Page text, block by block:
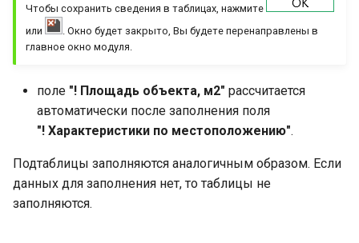
Чтобы сохранить сведения в таблицах, нажмите
или
. Окно будет закрыто, Вы будете перенаправлены в
главное окно модуля.
поле "! Площадь объекта, м2" рассчитается
автоматически после заполнения поля
"! Характеристики по местоположению".
Подтаблицы заполняются аналогичным образом. Если
данных для заполнения нет, то таблицы не
заполняются.